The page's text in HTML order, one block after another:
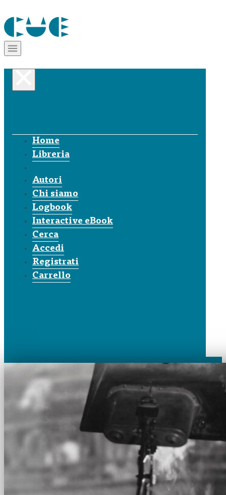
Home
Libreria
Autori
Chi siamo
Logbook
Interactive eBook
Cerca
Accedi
Registrati
Carrello